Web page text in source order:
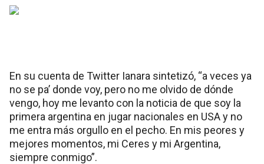
En su cuenta de Twitter Ianara sintetizó, “a veces ya
no se pa’ donde voy, pero no me olvido de dónde
vengo, hoy me levanto con la noticia de que soy la
primera argentina en jugar nacionales en USA y no
me entra más orgullo en el pecho. En mis peores y
mejores momentos, mi Ceres y mi Argentina,
siempre conmigo”.